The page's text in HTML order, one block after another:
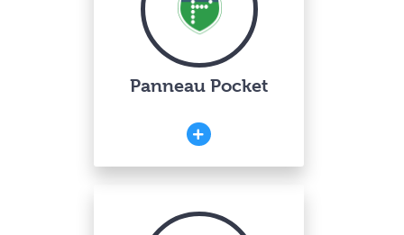
Panneau Pocket